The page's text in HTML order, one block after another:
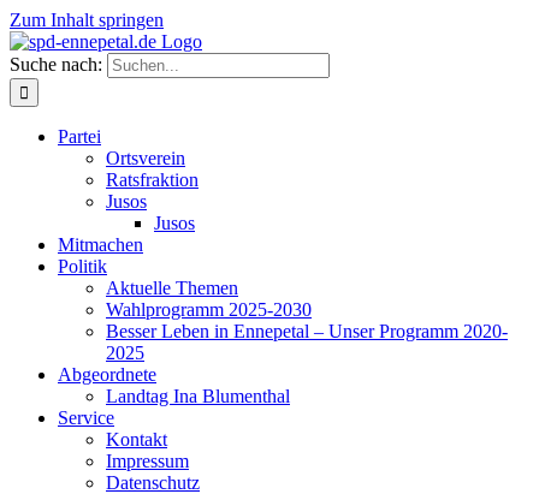
Zum Inhalt springen
Suche nach:
Partei
Ortsverein
Ratsfraktion
Jusos
Jusos
Mitmachen
Politik
Aktuelle Themen
Wahlprogramm 2025-2030
Besser Leben in Ennepetal – Unser Programm 2020-
2025
Abgeordnete
Landtag Ina Blumenthal
Service
Kontakt
Impressum
Datenschutz